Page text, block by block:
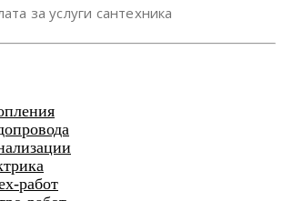
работ